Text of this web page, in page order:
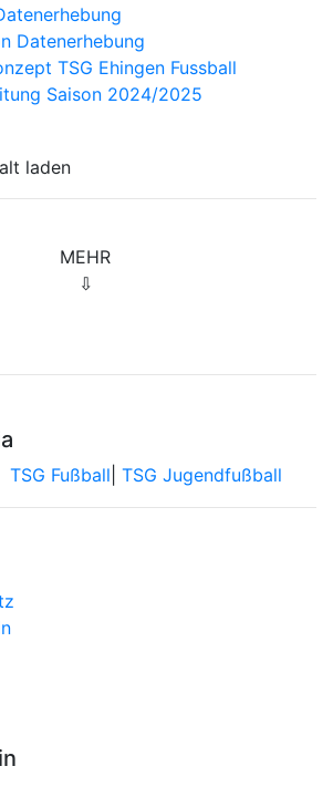
Datenerhebung
TSG Ehingen Fussball
Saison 2024/2025
MEHR
⇩
TSG Fußball TSG Jugendfußball